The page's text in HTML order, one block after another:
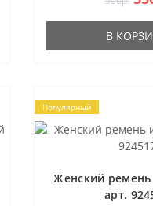
В
Популярный
Женский
арт.